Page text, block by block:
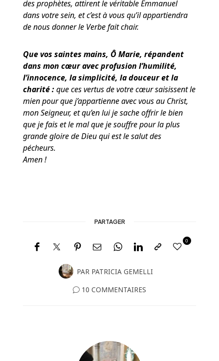
des prophètes, attirent le véritable Emmanuel
dans votre sein, et c’est à vous qu’il appartiendra
de nous donner le Verbe fait chair.
Que vos saintes mains, Ô Marie, répandent
dans mon cœur avec profusion l’humilité,
l’innocence, la simplicité, la douceur et la
charité :que ces vertus de votre cœur saisissent le
mien pour que j’appartienne avec vous au Christ,
mon Seigneur, et qu’en lui je sache offrir le bien
que je fais et le mal que je souffre pour la plus
grande gloire de Dieu qui est le salut des
pécheurs.
Amen !
PARTAGER
PAR PATRICIA GEMELLI
0
10 COMMENTAIRES